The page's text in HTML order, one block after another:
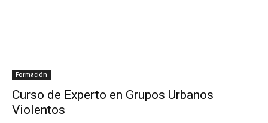
Formación
Curso de Experto en Grupos Urbanos
Violentos